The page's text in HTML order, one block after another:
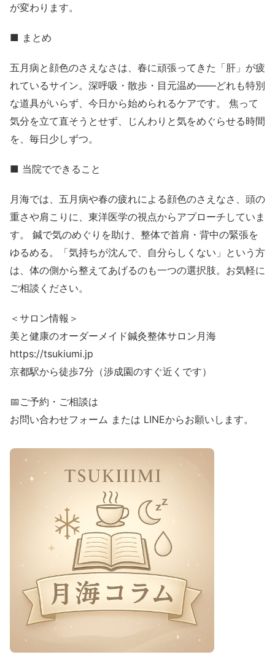
が変わります。
■ まとめ
五月病と顔色のさえなさは、春に頑張ってきた「肝」が疲
れているサイン。深呼吸・散歩・目元温め——どれも特別
な道具がいらず、今日から始められるケアです。 焦って
気分を立て直そうとせず、じんわりと気をめぐらせる時間
を、毎日少しずつ。
■ 当院でできること
月海では、五月病や春の疲れによる顔色のさえなさ、頭の
重さや肩こりに、東洋医学の視点からアプローチしていま
す。 鍼で気のめぐりを助け、整体で首肩・背中の緊張を
ゆるめる。「気持ちが沈んで、自分らしくない」という方
は、体の側から整えてあげるのも一つの選択肢。お気軽に
ご相談ください。
＜サロン情報＞
美と健康のオーダーメイド鍼灸整体サロン月海
https://tsukiumi.jp
京都駅から徒歩7分（渉成園のすぐ近くです）
📅ご予約・ご相談は
お問い合わせフォーム または LINEからお願いします。